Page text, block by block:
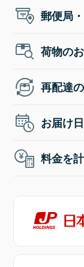
郵便局
荷物の
再配達
お届け
料金を